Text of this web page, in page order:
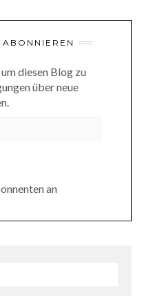
diesen Blog zu
über neue
an